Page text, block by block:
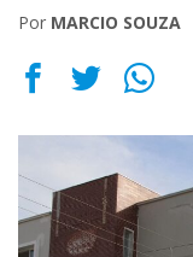
Por MARCIO SOUZA